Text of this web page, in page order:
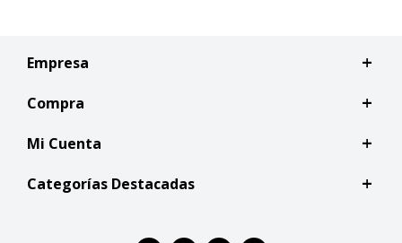
Empresa
Compra
Mi Cuenta
Categorías Destacadas